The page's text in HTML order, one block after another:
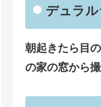
デュラ
朝起きたら目
の家の窓から